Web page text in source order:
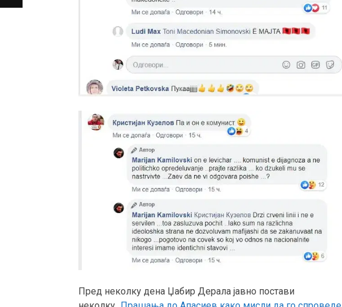
Пред неколку дена Џабир Дерала јавно постави